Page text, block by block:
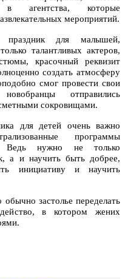
агентства, которые
мероприятий.
праздник для малышей,
талантливых актеров,
красочный реквизит
создать атмосферу
смог провести свои
отправились
сокровищами.
для детей очень важно
программы
Ведь нужно не только
а и научить быть добрее,
инициативу и научить
застолье переделать
в котором жених